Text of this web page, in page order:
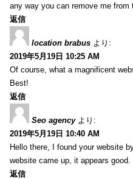
any way you can remove me from
返信
location brabus より:
2019年5月19日 10:25 AM
Of course, what a magnificent
Best!
返信
Seo agency より:
2019年5月19日 10:40 AM
Hello there, I found your website
website came up, it appears
返信